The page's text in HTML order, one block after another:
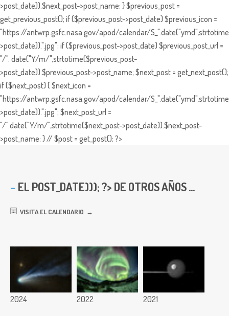
>post_date)).$next_post->post_name; } $previous_post =
get_previous_post(); if ($previous_post->post_date) $previous_icon =
"https://antwrp.gsfc.nasa.gov/apod/calendar/
>post_date)).".jpg"; if ($previous_post->post_date) $previous_post_url =
"/". date("Y/m/",strtotime($previous_post-
>post_date)).$previous_post->post_name; $next_post = get_next_post();
if ($next_post) { $next_icon =
"https://antwrp.gsfc.nasa.gov/apod/calendar/
>post_date)).".jpg"; $next_post_url =
"/".date("Y/m/",strtotime($next_post->post_date)).$next_post-
>post_name; } // $post = get_post(); ?>
EL POST_DATE))); ?> DE OTROS AÑOS ...
VISITA EL CALENDARIO
2024 2022 2021